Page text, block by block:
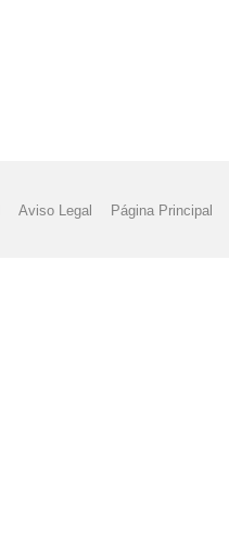
Aviso Legal Página Principal